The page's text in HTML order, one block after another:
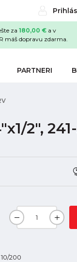
za 180,00 € a v
máš dopravu zdarma.
PARTNERI
2",
10/200